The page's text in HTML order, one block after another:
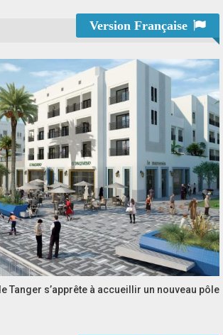
Tanger s’apprête à accueillir un nouveau pôle…